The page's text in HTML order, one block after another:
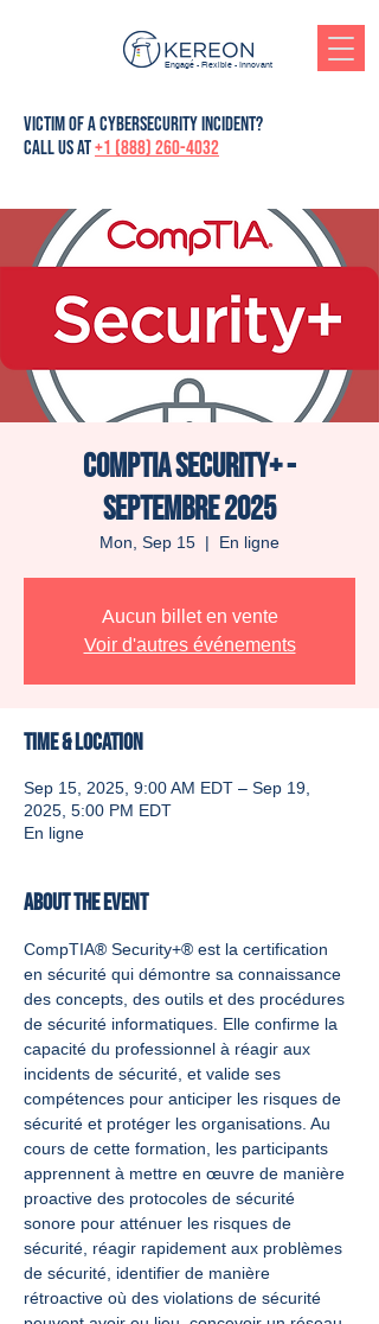
Engagé - Flexible - Innovant
victim of a cybersecurity incident?
Call us at+1 (888) 260-4032
CompTIA Security+ -
Septembre 2025
Mon, Sep 15
  |
En ligne
Aucun billet en vente
Voir d'autres événements
Time & Location
Sep 15, 2025, 9:00 AM EDT – Sep 19,
2025, 5:00 PM EDT
En ligne
About the event
CompTIA® Security+® est la certification
en sécurité qui démontre sa connaissance
des concepts, des outils et des procédures
de sécurité informatiques. Elle confirme la
capacité du professionnel à réagir aux
incidents de sécurité, et valide ses
compétences pour anticiper les risques de
sécurité et protéger les organisations. Au
cours de cette formation, les participants
apprennent à mettre en œuvre de manière
proactive des protocoles de sécurité
sonore pour atténuer les risques de
sécurité, réagir rapidement aux problèmes
de sécurité, identifier de manière
rétroactive où des violations de sécurité